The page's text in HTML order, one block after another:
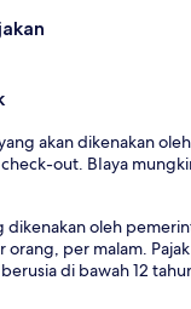
akan dikenakan
out. BIaya
dikenakan oleh
orang, per malam.
di bawah 12